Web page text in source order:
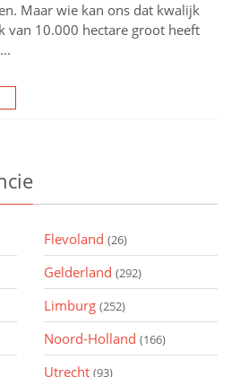
Maar wie kan ons dat kwalijk
van 10.000 hectare groot heeft
Flevoland (26)
Gelderland (292)
Limburg (252)
Noord-Holland (166)
Utrecht (93)